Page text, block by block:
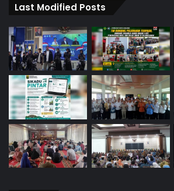
Last Modified Posts